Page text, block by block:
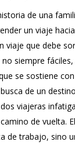
de una
un viaje
viaje que debe
siempre
se sostiene
de un
viajeras
de vuelta.
de trabajo, sino